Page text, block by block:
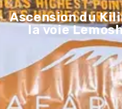
Ascension du
la voie